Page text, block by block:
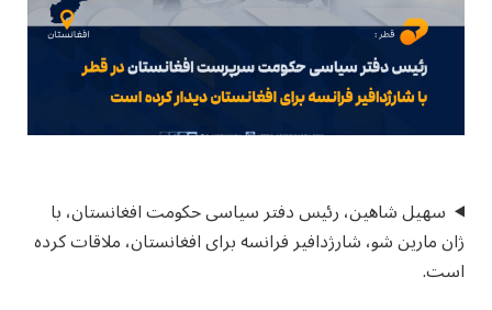
سهیل شاهین، رئیس دفتر سیاسی حکومت افغانستان، با
ژان مارین شو، شارژدافیر فرانسه برای افغانستان، ملاقات کرده
است.